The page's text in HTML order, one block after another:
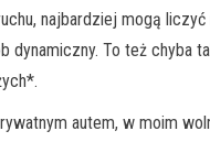
najbardziej mogą
dynamiczny. To też chyba
autem, w moim